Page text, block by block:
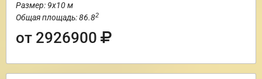
Размер: 9х10 м
Общая площадь: 86.82
от 2926900